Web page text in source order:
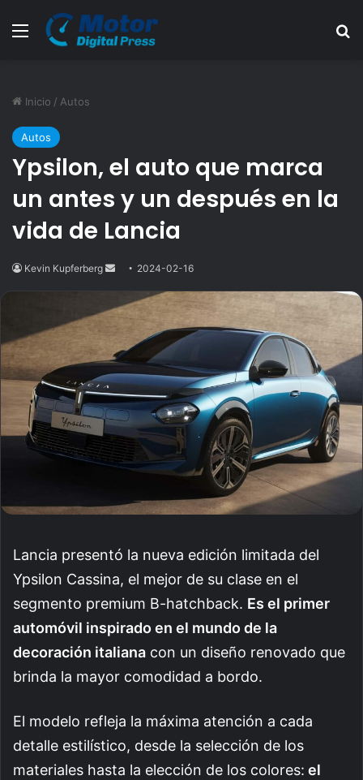
Menú
Inicio / Autos
Autos
Ypsilon, el auto que marca
un antes y un después en la
vida de Lancia
Kevin Kupferberg
Send
email
2024-02-16
Lancia presentó la nueva edición limitada del
Ypsilon Cassina, el mejor de su clase en el
segmento premium B-hatchback. Es el primer
automóvil inspirado en el mundo de la
decoración italiana con un diseño renovado que
brinda la mayor comodidad a bordo.
El modelo refleja la máxima atención a cada
detalle estilístico, desde la selección de los
materiales hasta la elección de los colores: el